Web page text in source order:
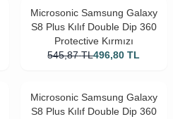
Microsonic Samsung Galaxy
S8 Plus Kılıf Double Dip 360
Protective Kırmızı
545,87 TL496,80 TL
Microsonic Samsung Galaxy
S8 Plus Kılıf Double Dip 360